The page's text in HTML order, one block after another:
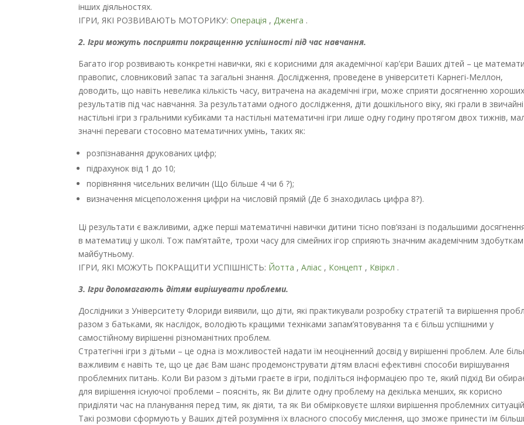
інших діяльностях.
ІГРИ, ЯКІ РОЗВИВАЮТЬ МОТОРИКУ:Операція ,Дженга .
2. Ігри можуть посприяти покращенню успішності під час навчання.
Багато ігор розвивають конкретні навички, які є корисними для академічної кар’єри Ваших дітей – це
правопис, словниковий запас та загальні знання. Дослідження, проведене в університеті Карнегі-Меллон,
доводить, що навіть невелика кількість часу, витрачена на академічні ігри, може сприяти досягненню хороших
результатів під час навчання. За результатами одного дослідження, діти дошкільного віку, які грали в звичайні
настільні ігри з гральними кубиками та настільні математичні ігри лише одну годину протягом двох тижнів,
значні переваги стосовно математичних умінь, таких як:
розпізнавання друкованих цифр;
підрахунок від 1 до 10;
порівняння чисельних величин (Що більше 4 чи 6 ?);
визначення місцеположення цифри на числовій прямій (Де б знаходилась цифра 8?).
Ці результати є важливими, адже перші математичні навички дитини тісно пов’язані із подальшими
в математиці у школі. Тож пам’ятайте, трохи часу для сімейних ігор сприяють значним академічним
майбутньому.
ІГРИ, ЯКІ МОЖУТЬ ПОКРАЩИТИ УСПІШНІСТЬ: Йотта ,Аліас , Концепт , Квіркл .
3. Ігри допомагають дітям вирішувати проблеми.
Дослідники з Університету Флориди виявили, що діти, які практикували розробку стратегій та вирішення
разом з батьками, як наслідок, володіють кращими техніками запам’ятовування та є більш успішними у
самостійному вирішенні різноманітних проблем.
Стратегічні ігри з дітьми – це одна із можливостей надати їм неоціненний досвід у вирішенні проблем. Але
важливим є навіть те, що це дає Вам шанс продемонструвати дітям власні ефективні способи вирішування
проблемних питань. Коли Ви разом з дітьми граєте в ігри, поділіться інформацією про те, який підхід Ви
для вирішення існуючої проблеми – поясніть, як Ви ділите одну проблему на декілька менших, як корисно
приділяти час на планування перед тим, як діяти, та як Ви обмірковуєте шляхи вирішення проблемних
Такі розмови сформують у Ваших дітей розуміння їх власного способу мислення, що зможе принести їм